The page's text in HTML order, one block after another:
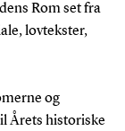
Rom set fra
lovtekster,
og
Årets historiske